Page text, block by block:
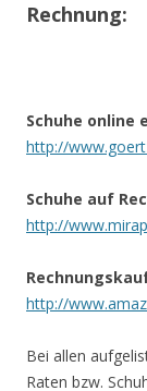
Rechnung:
Schuhe online
http://
Schuhe auf
http://
http://
Bei allen
Raten bzw.